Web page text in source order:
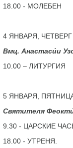
18.00 - МОЛЕБЕН
4 ЯНВАРЯ, ЧЕТВЕРГ
Вмц. Анастаси́и
10.00 – ЛИТУРГИЯ
5 ЯНВАРЯ,
Святителя
9.30 - ЦАРСКИЕ
18.00 - УТРЕНЯ.